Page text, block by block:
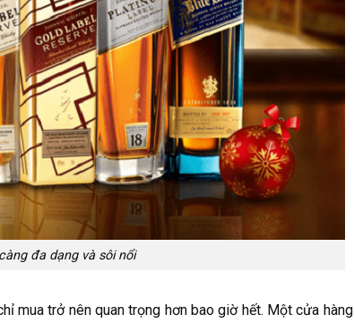
đa dạng và sôi nổi
mua trở nên quan trọng hơn bao giờ hết. Một cửa hàng